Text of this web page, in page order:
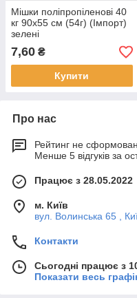
Мішки поліпропіленові 40
кг 90х55 см (54г) (Імпорт)
зелені
7,60 ₴
Купити
Про нас
Рейтинг не
Менше 5 відгуків за
Працює з 28.05.2022
м. Київ
вул. Волинська 65 ,
Контакти
Сьогодні працює з
Показати весь